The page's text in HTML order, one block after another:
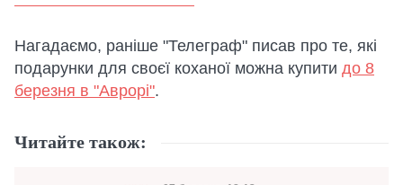
Нагадаємо, раніше "Телеграф" писав про те, які
подарунки для своєї коханої можна купити до 8
березня в "Аврорі".
Читайте також: